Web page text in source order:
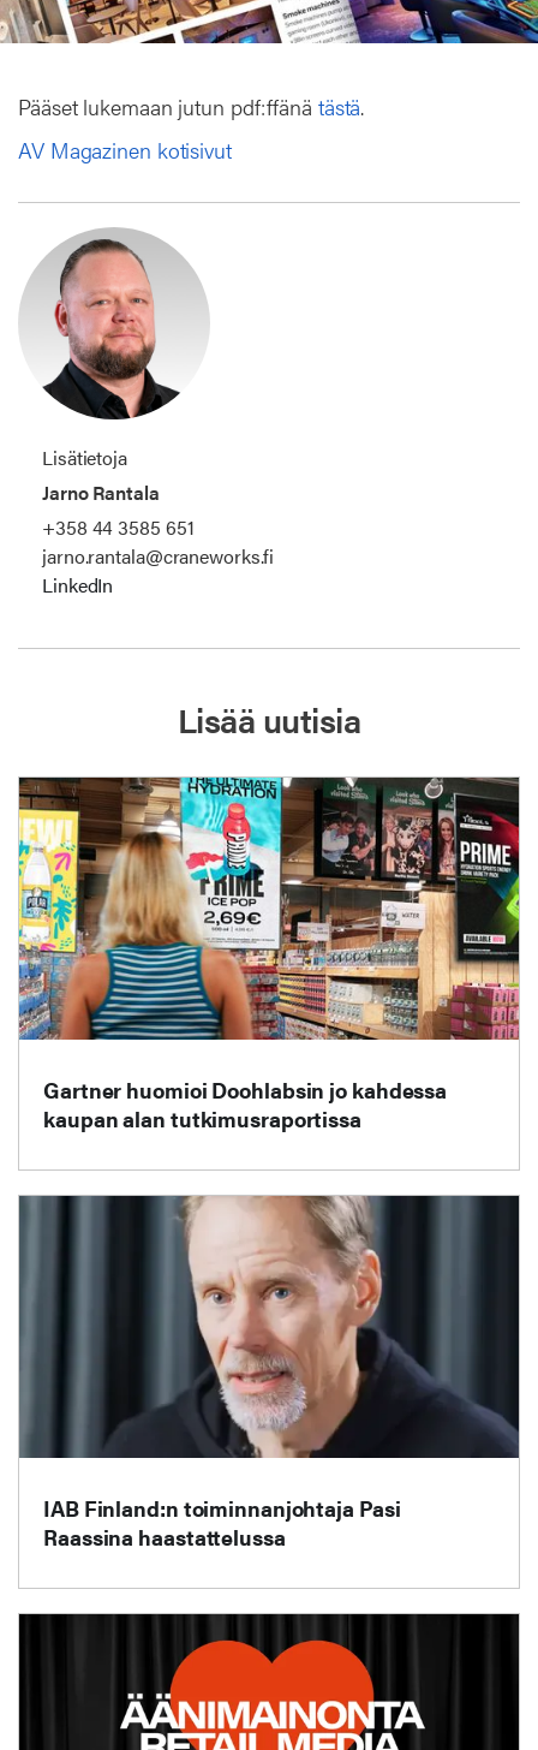
Pääset lukemaan jutun pdf:ffänä tästä.
AV Magazinen kotisivut
Lisätietoja
Jarno Rantala
+358 44 3585 651
jarno.rantala@craneworks.fi
LinkedIn
Lisää uutisia
Gartner huomioi Doohlabsin jo kahdessa
kaupan alan tutkimusraportissa
IAB Finland:n toiminnanjohtaja Pasi
Raassina haastattelussa